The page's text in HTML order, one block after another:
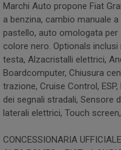
Marchi Auto propone Fiat
a benzina, cambio manuale
pastello, auto omologata per
colore nero. Optionals inclusi
testa, Alzacristalli elettrici,
Boardcomputer, Chiusura
trazione, Cruise Control,
dei segnali stradali, Sensore
laterali elettrici, Touch
CONCESSIONARIA